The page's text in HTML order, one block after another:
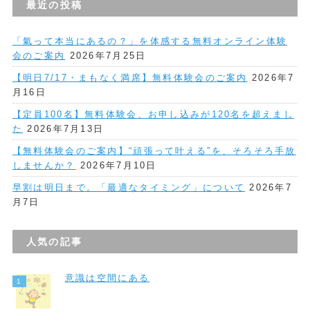
最近の投稿
「氣って本当にあるの？」を体感する無料オンライン体験
会のご案内
2026年7月25日
【明日7/17・まもなく満席】無料体験会のご案内
2026年7
月16日
【定員100名】無料体験会、お申し込みが120名を超えまし
た
2026年7月13日
【無料体験会のご案内】“頑張って叶える”を、そろそろ手放
しませんか？
2026年7月10日
早割は明日まで。「最適なタイミング」について
2026年7
月7日
人気の記事
意識は空間にある